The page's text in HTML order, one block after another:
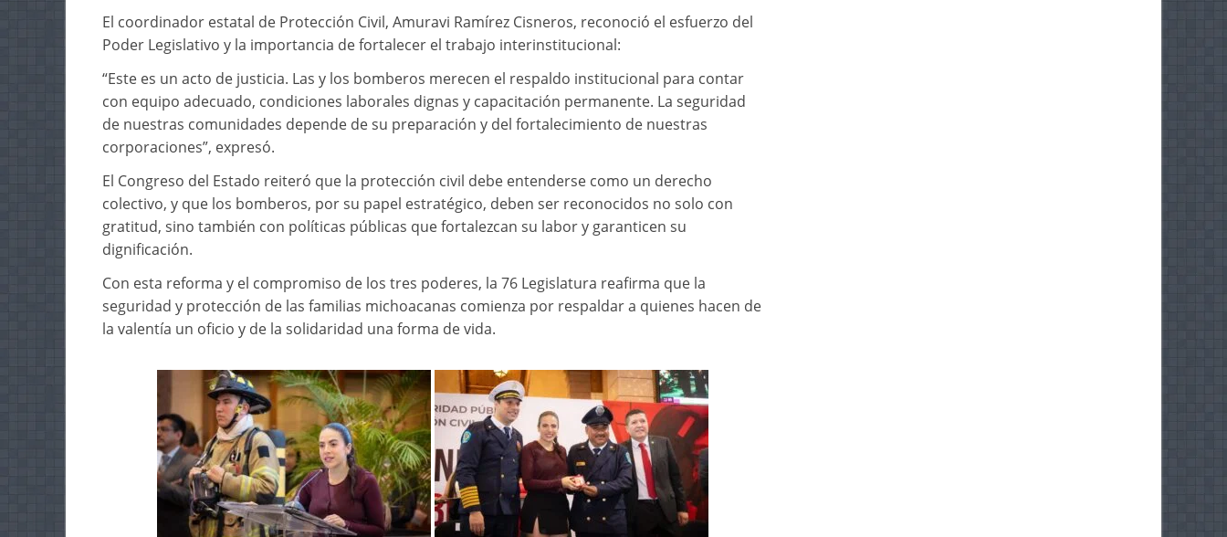
El coordinador estatal de Protección Civil, Amuravi Ramírez Cisneros, reconoció el esfuerzo del
Poder Legislativo y la importancia de fortalecer el trabajo interinstitucional:
“Este es un acto de justicia. Las y los bomberos merecen el respaldo institucional para contar
con equipo adecuado, condiciones laborales dignas y capacitación permanente. La seguridad
de nuestras comunidades depende de su preparación y del fortalecimiento de nuestras
corporaciones”, expresó.
El Congreso del Estado reiteró que la protección civil debe entenderse como un derecho
colectivo, y que los bomberos, por su papel estratégico, deben ser reconocidos no solo con
gratitud, sino también con políticas públicas que fortalezcan su labor y garanticen su
dignificación.
Con esta reforma y el compromiso de los tres poderes, la 76 Legislatura reafirma que la
seguridad y protección de las familias michoacanas comienza por respaldar a quienes hacen de
la valentía un oficio y de la solidaridad una forma de vida.